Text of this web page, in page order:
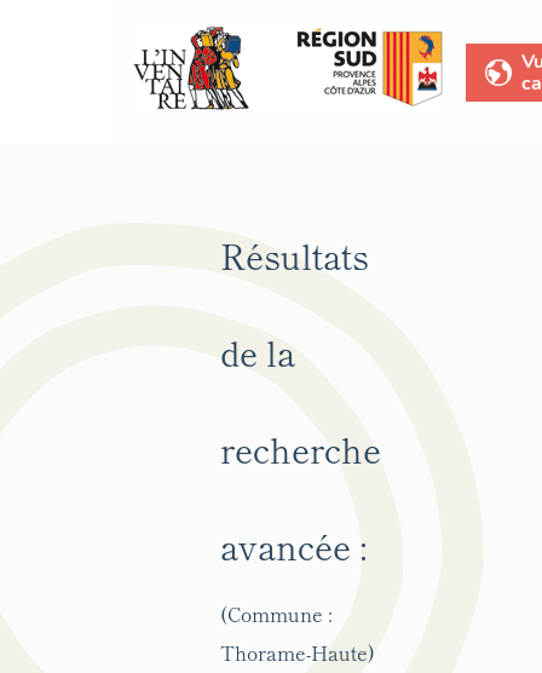
Résultats
de la
recherche
avancée :
(Commune :
Thorame-Haute)